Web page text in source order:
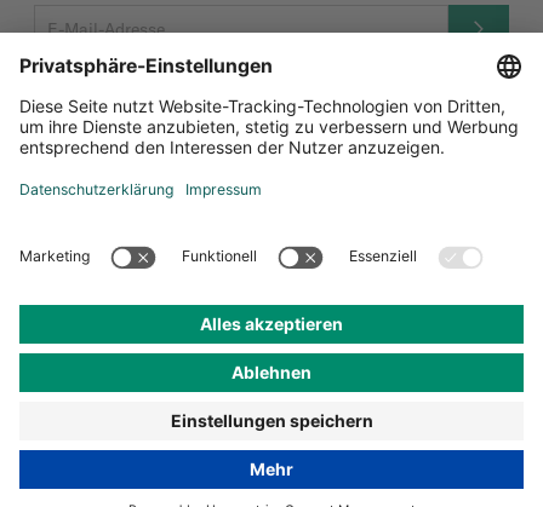
Social Media
Zertifizierungen
Datenschutz-Einstellungen Datenschutz
AGB